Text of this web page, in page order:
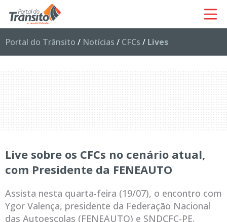
Portal do Trânsito / Notícias / CFCs / Lives
Live sobre os CFCs no cenário atual,
com Presidente da FENEAUTO
Assista nesta quarta-feira (19/07), o encontro com
Ygor Valença, presidente da Federação Nacional
das Autoescolas (FENEAUTO) e SNDCFC-PE.